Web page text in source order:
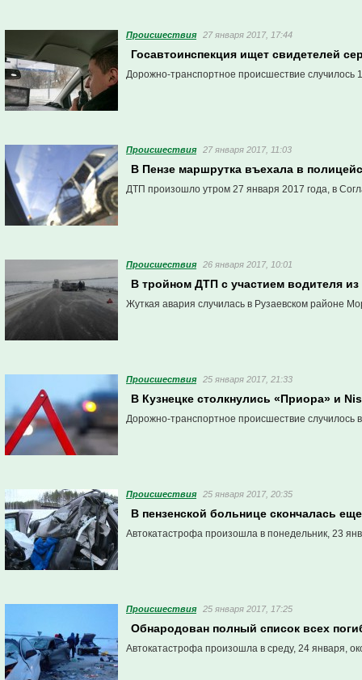
Проиcшествия 27 января 2017, 17:44
Госавтоинспекция ищет свидетелей
Дорожно-транспортное происшествие случилось
Проиcшествия 27 января 2017, 11:03
В Пензе маршрутка въехала в
ДТП произошло утром 27 января 2017 года, в
Проиcшествия 26 января 2017, 10:01
В тройном ДТП с участием водителя
Жуткая авария случилась в Рузаевском районе
Проиcшествия 25 января 2017, 21:33
В Кузнецке столкнулись «Приора» и
Дорожно-транспортное происшествие случилось
Проиcшествия 25 января 2017, 20:35
В пензенской больнице скончалась
Автокатастрофа произошла в понедельник, 23
Проиcшествия 25 января 2017, 17:25
Обнародован полный список всех
Автокатастрофа произошла в среду, 24 января,